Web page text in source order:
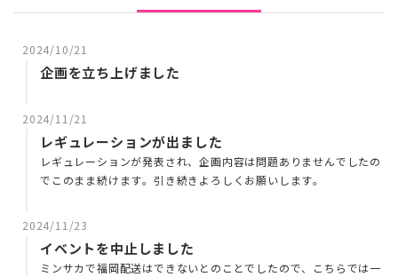
2024/10/21
企画を立ち上げました
2024/11/21
レギュレーションが出ました
レギュレーションが発表され、企画内容は問題ありませんでしたの
でこのまま続けます。引き続きよろしくお願いします。
2024/11/23
イベントを中止しました
ミンサカで福岡配送はできないとのことでしたので、こちらでは一